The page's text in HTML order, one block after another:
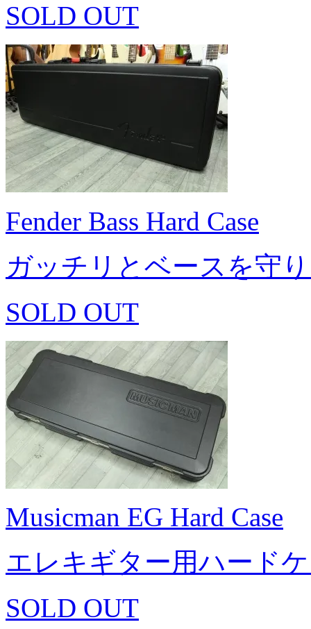
SOLD OUT
Fender Bass Hard Case
ガッチリとベースを守
SOLD OUT
Musicman EG Hard Case
エレキギター用ハード
SOLD OUT